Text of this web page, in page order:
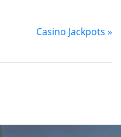
Casino Jackpots »